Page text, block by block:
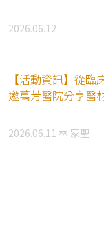
2026.06.12
【活動資訊】從
邀萬芳醫院分享醫
2026.06.11 林 家聖